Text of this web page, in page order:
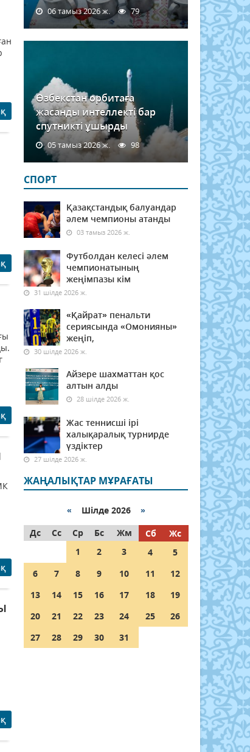
06 тамыз 2026 ж. 79
Өзбекстан орбитаға
жасанды интеллекті бар
спутникті ұшырды
05 тамыз 2026 ж. 98
СПОРТ
Қазақстандық балуандар
әлем чемпионы атанды
03 тамыз 2026 ж.
Футболдан келесі әлем
чемпионатының
жеңімпазы кім
31 шілде 2026 ж.
«Қайрат» пенальти
сериясында «Омонияны»
жеңіп,
30 шілде 2026 ж.
Айзере шахматтан қос
алтын алды
28 шілде 2026 ж.
Жас теннисші ірі
халықаралық турнирде
үздіктер
27 шілде 2026 ж.
ЖАҢАЛЫҚТАР МҰРАҒАТЫ
« Шілде 2026 »
Дс
Сс Ср Бс Жм Сб
Жс
1
2 3 4
5
6
7 8 9 10 11
12
13
14 15 16 17 18
19
20
21 22 23 24 25
26
27
28 29 30 31